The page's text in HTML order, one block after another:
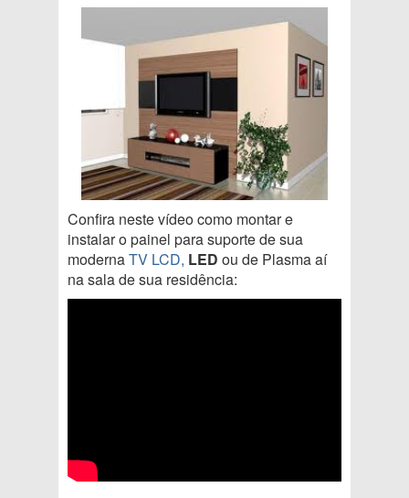
Confira neste vídeo como montar e
instalar o painel para suporte de sua
modernaTV LCD, LED ou de Plasma aí
na sala de sua residência: